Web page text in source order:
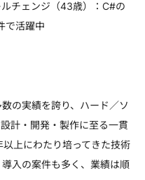
チェンジ（43歳）：C#の
で活躍中
の実績を誇り、ハード／ソ
計・開発・製作に至る一貫
上にわたり培ってきた技術
入の案件も多く、業績は順